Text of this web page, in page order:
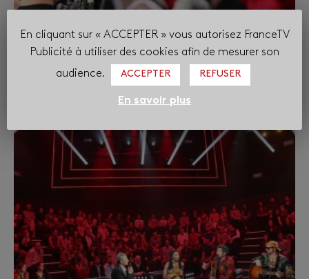
En cliquant sur « ACCEPTER » vous autorisez FranceTV
Publicité à utiliser des cookies afin de mesurer son
audience.
ACCEPTER REFUSER
En savoir plus